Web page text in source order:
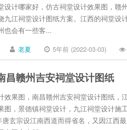
设计哪家好，仿古祠堂设计效果图，赣
九江祠堂设计图纸方案。江西的祠堂设
也会有一些客...
老夏 5年前 (2022-03-03)
昌赣州吉安祠堂设计图纸
效果图，南昌赣州吉安祠堂设计图纸，
图，景德镇祠堂设计，九江祠堂设计施
玄宗设江南西道而得省名，又因江西